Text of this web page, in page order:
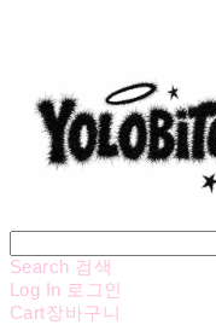
Search 검색
Log In 로그인
Cart장바구니